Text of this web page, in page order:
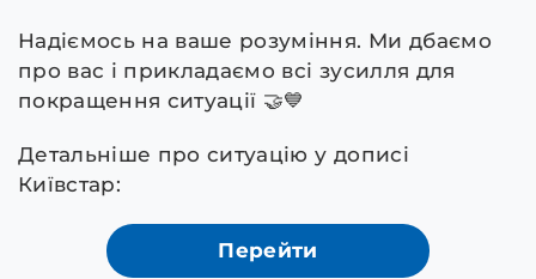
Надіємось на ваше розуміння. Ми дбаємо
про вас і прикладаємо всі зусилля для
покращення ситуації 🤝💙
Детальніше про ситуацію у дописі
Київстар:
Перейти